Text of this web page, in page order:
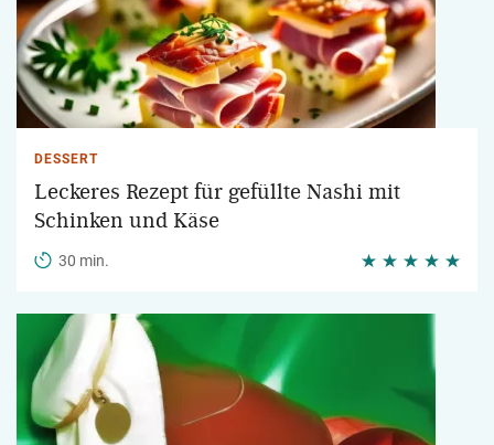
DESSERT
Leckeres Rezept für gefüllte Nashi mit
Schinken und Käse
30 min.